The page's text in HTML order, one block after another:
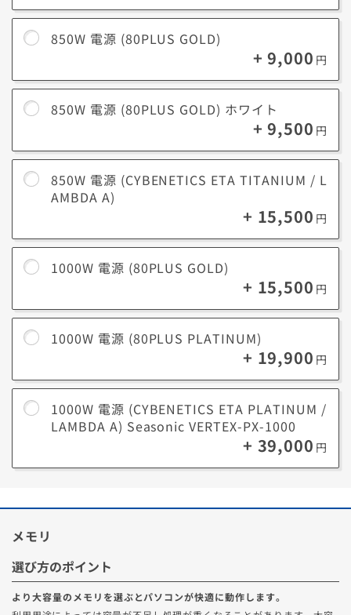
※電力使用率イメージ
基本的には＜オススメ＞以上の電源
長持ちさせます。
またグラボやストレージなどを後から増設しても、容量に余裕があれば
示す指標です。
効率が高いほど発熱や電気のロスが少なく、静かで安定した動作になり
ます。
Standard
Cybenetics認証
電源の効率+静音性を表す指標
850W 電源 (80PLUS GOLD)
+ 9,000 円
850W 電源 (80PLUS GOLD) ホワイト
+ 9,500 円
850W 電源 (CYBENETICS ETA TITANIUM / L
AMBDA A)
+ 15,500 円
1000W 電源 (80PLUS GOLD)
+ 15,500 円
1000W 電源 (80PLUS PLATINUM)
+ 19,900 円
1000W 電源 (CYBENETICS ETA PLATINUM /
LAMBDA A) Seasonic VERTEX-PX-1000
+ 39,000 円
メモリ
選び方のポイント
より大容量のメモリを選ぶとパソコンが快適に動作します。